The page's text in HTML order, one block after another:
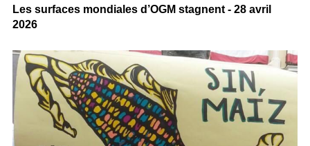
Les surfaces mondiales d’OGM stagnent - 28 avril
2026